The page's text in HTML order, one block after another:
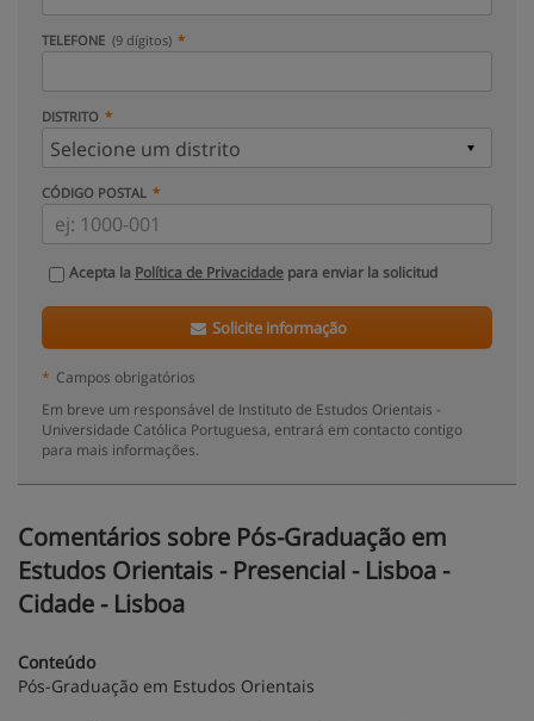
TELEFONE (9 dígitos)
DISTRITO
CÓDIGO POSTAL
Acepta la Política de Privacidade para enviar la solicitud
Solicite informação
* Campos obrigatórios
Em breve um responsável de Instituto de Estudos Orientais -
Universidade Católica Portuguesa, entrará em contacto contigo
para mais informações.
Comentários sobre Pós-Graduação em
Estudos Orientais - Presencial - Lisboa -
Cidade - Lisboa
Conteúdo
Pós-Graduação em Estudos Orientais